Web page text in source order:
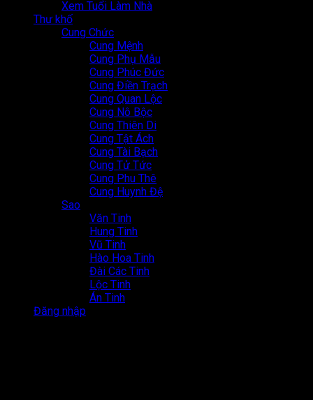
Xem Tuổi Làm Nhà
Thư khố
Cung Chức
Cung Mệnh
Cung Phụ Mẫu
Cung Phúc Đức
Cung Điền Trạch
Cung Quan Lộc
Cung Nô Bộc
Cung Thiên Di
Cung Tật Ách
Cung Tài Bạch
Cung Tử Tức
Cung Phu Thê
Cung Huynh Đệ
Sao
Văn Tinh
Hung Tinh
Vũ Tinh
Hào Hoa Tinh
Đài Các Tinh
Lộc Tinh
Án Tinh
Đăng nhập